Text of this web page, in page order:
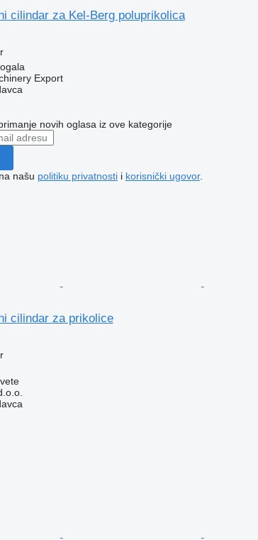
cilindar za Kel-Berg poluprikolica
Export
novih oglasa iz ove kategorije
našu politiku privatnostii korisnički ugovor.
cilindar za prikolice